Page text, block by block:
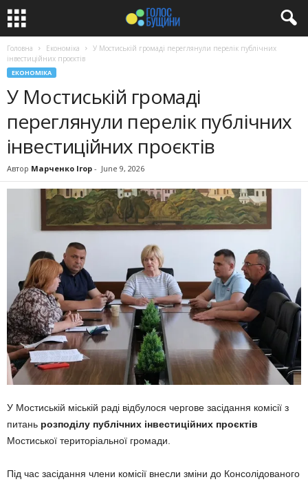
Головна Економіка
У Мостиській громаді переглянули перелік публічних
інвестиційних проєктів
ЕКОНОМІКА
У Мостиській громаді
переглянули перелік публічних
інвестиційних проєктів
Автор Марченко Ігор - June 9, 2026
У Мостиській міській раді відбулося чергове засідання комісії з
питань розподілу публічних інвестиційних проєктів
Мостиської територіальної громади.
Під час засідання члени комісії внесли зміни до Консолідованого